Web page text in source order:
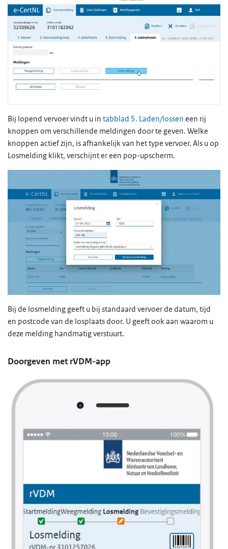
Bij lopend vervoer vindt u in tabblad 5. Laden/lossen een rij
knoppen om verschillende meldingen door te geven. Welke
knoppen actief zijn, is afhankelijk van het type vervoer. Als u op
Losmelding klikt, verschijnt er een pop-upscherm.
Bij de losmelding geeft u bij standaard vervoer de datum, tijd
en postcode van de losplaats door. U geeft ook aan waarom u
deze melding handmatig verstuurt.
Doorgeven met rVDM-app